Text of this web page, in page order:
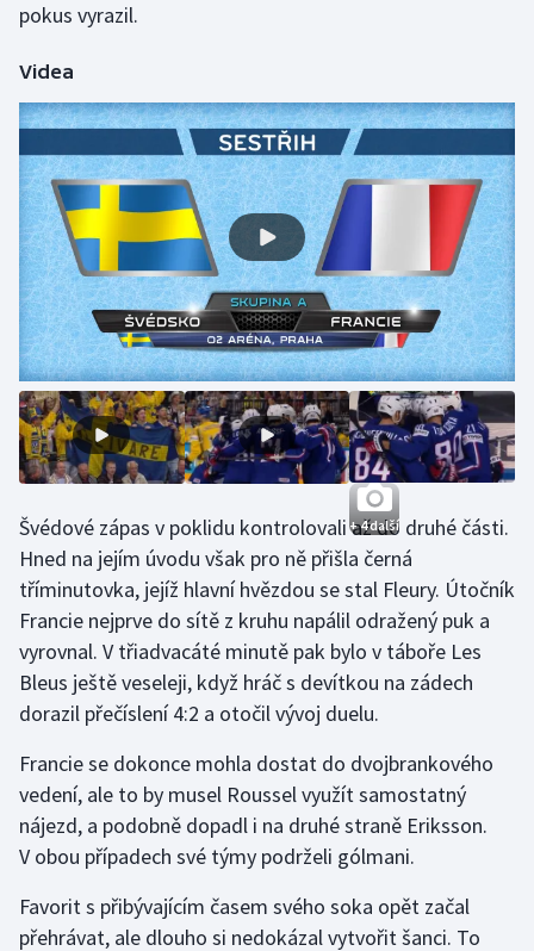
Plavání
Rychlobruslení
Rychlostní kanoistika
Short track
Sportovní střelba
Stolní tenis
Triatlon
Veslování
Vodní slalom
Volejbal
Ostatní
pokus vyrazil.
Videa
+ 4 další
Švédové zápas v poklidu kontrolovali až do druhé části.
Hned na jejím úvodu však pro ně přišla černá
tříminutovka, jejíž hlavní hvězdou se stal Fleury. Útočník
Francie nejprve do sítě z kruhu napálil odražený puk a
vyrovnal. V třiadvacáté minutě pak bylo v táboře Les
Bleus ještě veseleji, když hráč s devítkou na zádech
dorazil přečíslení 4:2 a otočil vývoj duelu.
Francie se dokonce mohla dostat do dvojbrankového
vedení, ale to by musel Roussel využít samostatný
nájezd, a podobně dopadl i na druhé straně Eriksson.
V obou případech své týmy podrželi gólmani.
Favorit s přibývajícím časem svého soka opět začal
přehrávat, ale dlouho si nedokázal vytvořit šanci. To